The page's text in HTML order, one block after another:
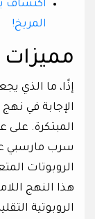
اكتشاف
المريخ!
مميزات
إذًا، ما الذي
الإجابة في
المبتكرة. على
سرب مارسبي
الروبوتات
هذا النهج
الروبوتية